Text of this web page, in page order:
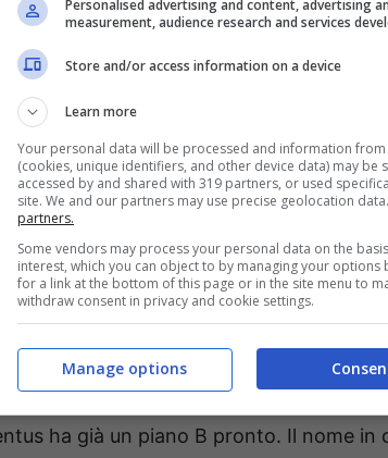
seriamente pensando di
nella prossima finestra estiva di
lo consideri al momento un
pronti nel caso in cui arrivi davvero
come Bremer. A tal proposito, sempre
circolando in ambiente
sostituto del difensore brasiliano
di Bremer sul
ha già un piano B pronto. Il nome in
Personalised advertising and content, advertising
measurement, audience research and services
Store and/or access information on a device
Learn more
Your personal data will be processed and information from
(cookies, unique identifiers, and other device data) may be
accessed by and shared with 319 partners, or used
site. We and our partners may use precise geolocation data.
partners.
Some vendors may process your personal data on the
interest, which you can object to by managing your options
for a link at the bottom of this page or in the site menu to
withdraw consent in privacy and cookie settings.
Manage options